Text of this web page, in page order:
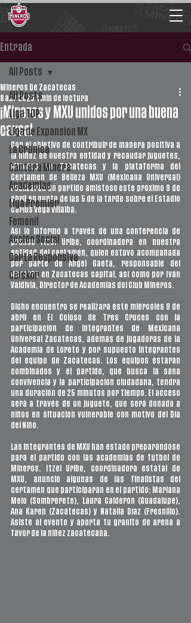
Entrada
All Posts
Liga TDP
Liga de Expansión MX
La Crónica
Cantera Minera
Academias
Liga Premier
Femenil
Acción Social
Carta Responsiva
Ceickor
All Posts
¡Mineros y MXU unidos por una buena
causa!
Mineros De Zacatecas
8 abr 2025 1 min de lectura
Con el objetivo de contribuir de manera positiva a
la niñez de nuestra entidad y recaudar juguetes,
Mineros de Zacatecas y la plataforma del
Certamen de Belleza MXU (Mexicana Universal)
realizarán un partido amistoso este próximo 9 de
abril en punto de las 5 de la tarde sobre el Estadio
Carlos Vega Villalba.
Así lo informó a través de una conferencia de
prensa Itzel Uribe, coordinadora en nuestra
entidad del certamen, quien estuvo acompañada
por parte de Ángel Gaeta, responsable del
deporte en Zacatecas capital, así como por Iván
Valdivia, Director de Academias del Club Mineros.
Dicho encuentro se realizará este miércoles 9 de
abril en El Coloso de Tres Cruces con la
participación de integrantes de Mexicana
Universal Zacatecas, además de jugadoras de la
Academia de Loreto y por supuesto integrantes
del equipo de Zacatecas. Los equipos estarán
combinados y el partido, que busca la sana
convivencia y la participación ciudadana, tendrá
una duración de 25 minutos por tiempo. El acceso
será a través de un juguete, que será donado a
niños en situación vulnerable con motivo del Día
del Niño.
Las integrantes de MXU han estado preparándose
para el partido con las academias de fútbol de
Mineros. Itzel Uribe, coordinadora estatal de
MXU, anunció algunas de las finalistas del
certamen que participarán en el partido: Mariana
Melo (Sombrerete), Laura Calderón (Guadalupe),
Ana Karen (Zacatecas) y Natalia Díaz (Fresnillo).
Asiste al evento y aporta tu granito de arena a
favor de la niñez zacatecana.